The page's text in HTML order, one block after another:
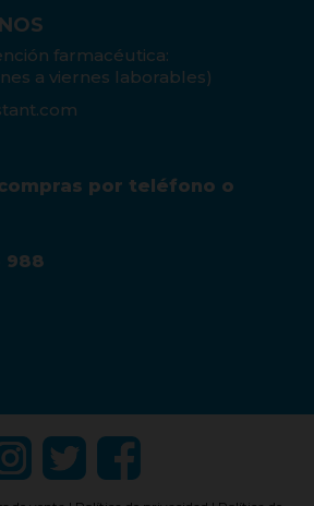
farmacéutica:
a viernes laborables)
por teléfono o
988